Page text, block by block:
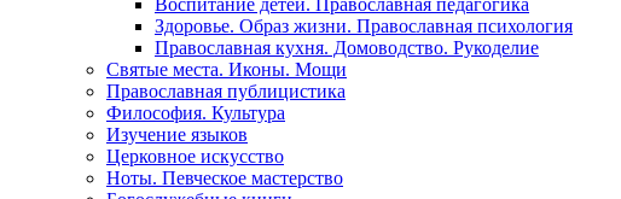
Воспитание детей. Православная педагогика
Здоровье. Образ жизни. Православная психология
Православная кухня. Домоводство. Рукоделие
Святые места. Иконы. Мощи
Православная публицистика
Философия. Культура
Изучение языков
Церковное искусство
Ноты. Певческое мастерство